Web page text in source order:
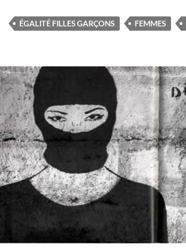
ÉGALITÉ FILLES GARÇONS FEMMES